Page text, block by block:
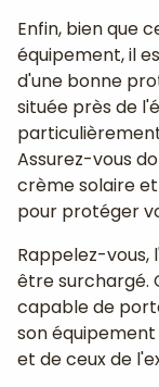
Enfin, bien que
équipement, il
d'une bonne
située près de
Assurez-vous
crème solaire
pour protéger
Rappelez-
être surchargé.
capable de
son
et de ceux de